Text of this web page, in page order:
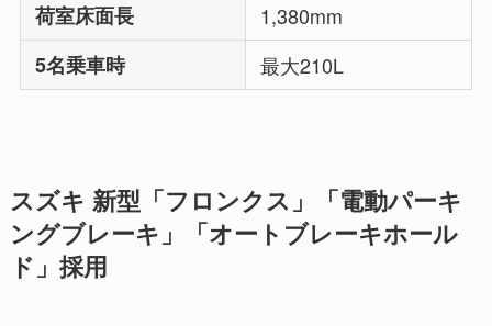
荷室床面長
1,380mm
5名乗車時
最大210L
スズキ 新型「フロンクス」「電動パーキ
ングブレーキ」「オートブレーキホール
ド」採用